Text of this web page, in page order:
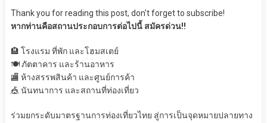
Thank you for reading this post, don't forget to subscribe!
หากท่านคือสถานประกอบการต่อไปนี้ สมัครด่วน!!
🏨 โรงแรม ที่พัก และโฮมสเตย์
🍽️ ภัตตาคาร และร้านอาหาร
🏬 ห้างสรรพสินค้า และศูนย์การค้า
🎪 นันทนาการ และสถานที่ท่องเที่ยว
ร่วมยกระดับมาตรฐานการท่องเที่ยวไทย สู่การเป็นจุดหมายปลายทาง